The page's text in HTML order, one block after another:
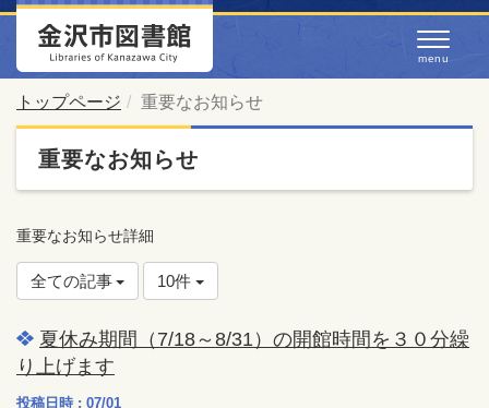
トップページ 重要なお知らせ
重要なお知らせ
重要なお知らせ詳細
全ての記事 10件
夏休み期間（7/18～8/31）の開館時間を３０分繰
り上げます
投稿日時 : 07/01